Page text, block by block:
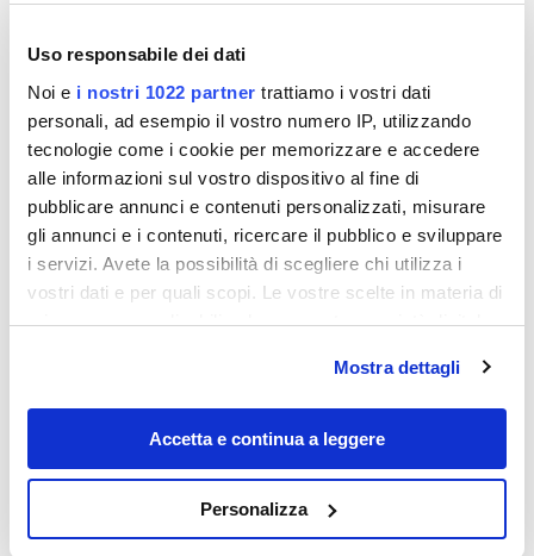
Uso responsabile dei dati
Noi e i nostri 1022 partner trattiamo i vostri dati
personali, ad esempio il vostro numero IP, utilizzando
tecnologie come i cookie per memorizzare e accedere
alle informazioni sul vostro dispositivo al fine di
pubblicare annunci e contenuti personalizzati, misurare
gli annunci e i contenuti, ricercare il pubblico e sviluppare
i servizi. Avete la possibilità di scegliere chi utilizza i
vostri dati e per quali scopi. Le vostre scelte in materia di
privacy sono applicabili solo su questa proprietà digitale
modificare o revocare il proprio consenso in qualsiasi
momento dalla Dichiarazione sui cookie o facendo clic
sull'icona di attivazione della privacy.
raccogliere informazioni sulla tua posizione
Mostra dettagli
Accetta e continua a leggere
Personalizza
Destinazioni